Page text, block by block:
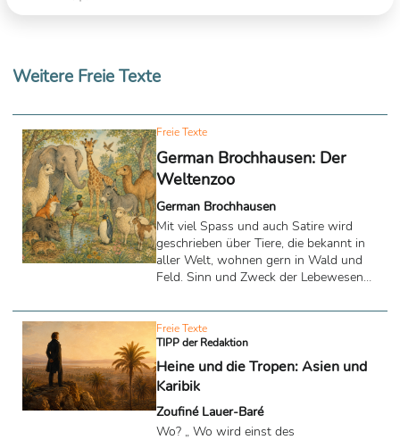
Weitere Freie Texte
Freie Texte
German Brochhausen: Der
Weltenzoo
German Brochhausen
Mit viel Spass und auch Satire wird
geschrieben über Tiere, die bekannt in
aller Welt, wohnen gern in Wald und
Feld. Sinn und Zweck der Lebewesen
Freie Texte
TIPP der Redaktion
Heine und die Tropen: Asien und
Karibik
Zoufiné Lauer-Baré
Wo? „ Wo wird einst des